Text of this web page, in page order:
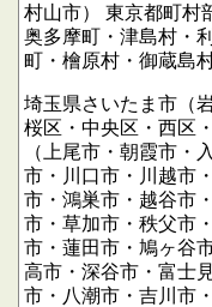
村山市）
東京都町村
奥多摩町・津島村・
町・檜原村・御蔵島
埼玉県さいたま市（
桜区・中央区・西区
（上尾市・朝霞市・
市・川口市・川越市
市・鴻巣市・越谷市
市・草加市・秩父市
市・蓮田市・鳩ヶ谷
高市・深谷市・富士
市・八潮市・吉川市